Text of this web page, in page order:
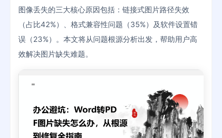
图像丢失的三大核心原因包括：链接式图片路径失效
（占比42%）、格式兼容性问题（35%）及软件设置错
误（23%）。本文将从问题根源分析出发，帮助用户高
效解决图片缺失难题。